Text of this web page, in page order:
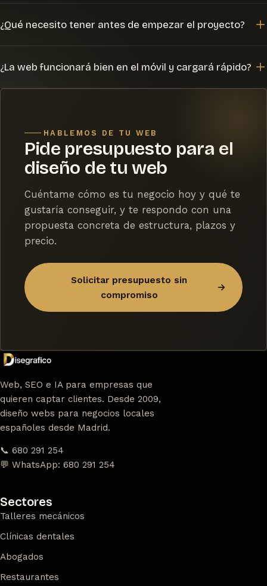
contenidos quedan a tu nombre. Yo me encargo del
una vez entregado el proyecto.
¿Qué necesito tener antes de empezar el proyecto?
servicios o productos y algo de información sobre tu
¿La web funcionará bien en el móvil y cargará rápido?
código para que cargue rápido y mejore tu posición en
Google.
HABLEMOS DE TU WEB
Pide presupuesto para el
diseño de tu web
Cuéntame cómo es tu negocio hoy y qué te
gustaría conseguir, y te respondo con una
propuesta concreta de estructura, plazos y
precio.
Solicitar presupuesto sin
compromiso
→
Web, SEO e IA para empresas que
quieren captar clientes. Desde 2009,
diseño webs para negocios locales
españoles desde Madrid.
📞 680 291 254
💬 WhatsApp: 680 291 254
Sectores
Talleres mecánicos
Clínicas dentales
Abogados
Restaurantes